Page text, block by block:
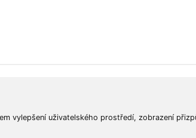
vylepšení uživatelského prostředí, zobrazení